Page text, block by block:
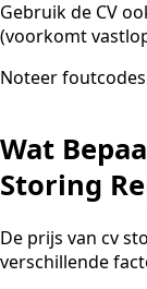
Gebruik de CV
(voorkomt
Noteer
Wat
Storing
De prijs van cv
verschillende